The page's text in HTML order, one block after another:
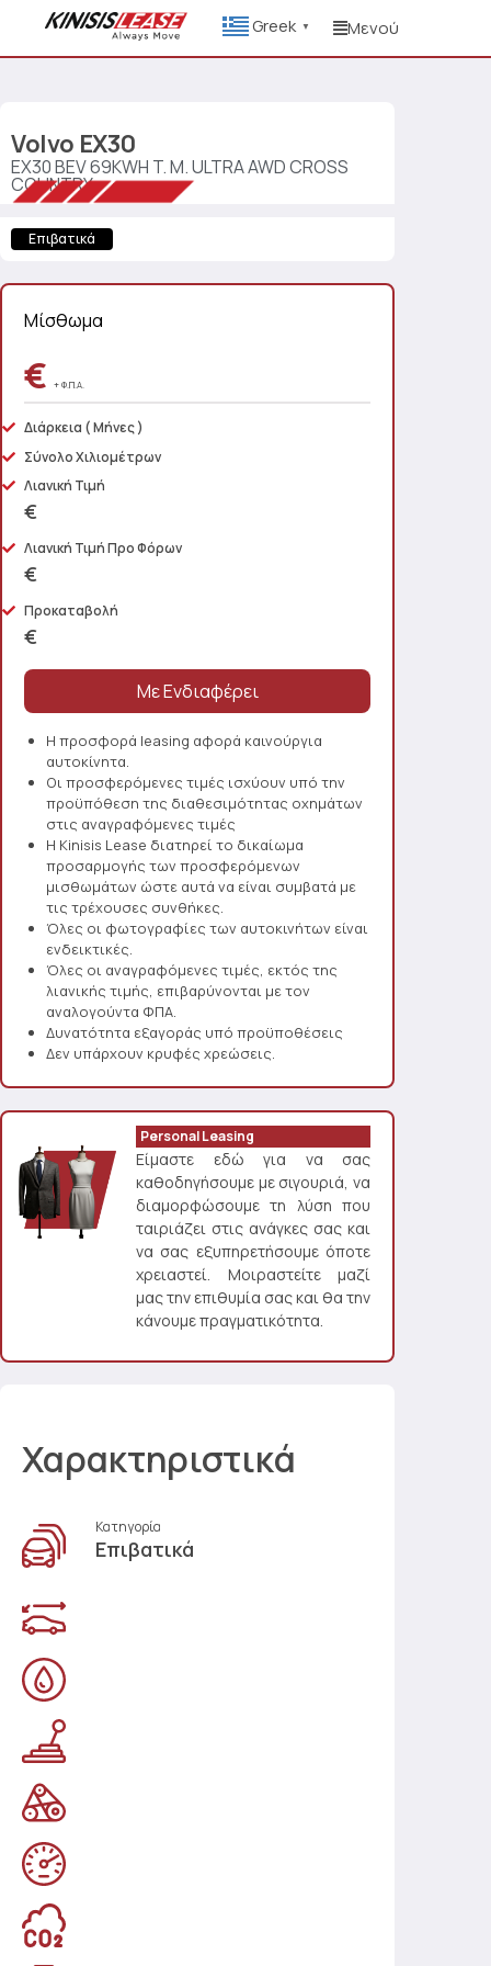
Greek ▼ Μενού
Volvo EX30
EX30 BEV 69KWH T. M. ULTRA AWD CROSS
COUNTRY
Επιβατικά
Μίσθωμα
€ + Φ.Π.Α.
Διάρκεια ( Μήνες )
Σύνολο Χιλιομέτρων
Λιανική Τιμή
€
Λιανική Τιμή Προ Φόρων
€
Προκαταβολή
€
Η προσφορά leasing αφορά καινούργια
αυτοκίνητα.
Οι προσφερόμενες τιμές ισχύουν υπό την
προϋπόθεση της διαθεσιμότητας οχημάτων
στις αναγραφόμενες τιμές
Η Kinisis Lease διατηρεί το δικαίωμα
προσαρμογής των προσφερόμενων
μισθωμάτων ώστε αυτά να είναι συμβατά με
τις τρέχουσες συνθήκες.
Όλες οι φωτογραφίες των αυτοκινήτων είναι
ενδεικτικές.
Όλες οι αναγραφόμενες τιμές, εκτός της
λιανικής τιμής, επιβαρύνονται με τον
αναλογούντα ΦΠΑ.
Δυνατότητα εξαγοράς υπό προϋποθέσεις
Δεν υπάρχουν κρυφές χρεώσεις.
Personal Leasing
Είμαστε εδώ για να σας
καθοδηγήσουμε με σιγουριά, να
διαμορφώσουμε τη λύση που
ταιριάζει στις ανάγκες σας και
να σας εξυπηρετήσουμε όποτε
χρειαστεί. Μοιραστείτε μαζί
μας την επιθυμία σας και θα την
κάνουμε πραγματικότητα.
Χαρακτηριστικά
Κατηγορία
Επιβατικά